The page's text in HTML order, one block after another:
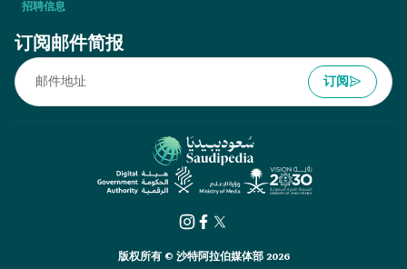
招聘信息
订阅邮件简报
订阅
版权所有 © 沙特阿拉伯媒体部 2026